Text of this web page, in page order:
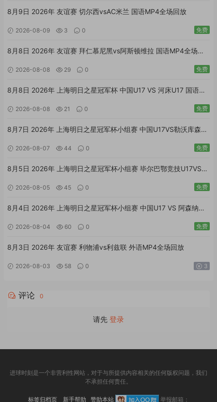
8月9日 2026年 友谊赛 切尔西vsAC米兰 国语MP4全场回放
2026-08-09 3 0 免费
8月8日 2026年 友谊赛 拜仁慕尼黑vs阿斯顿维拉 国语MP4全场回
2026-08-08 29 0 免费
8月8日 2026年 上海明日之星冠军杯 中国U17 VS 河床U17 国语
2026-08-08 21 0 免费
8月7日 2026年 上海明日之星冠军杯小组赛 中国U17VS勒沃库森
2026-08-07 44 0 免费
8月5日 2026年 上海明日之星冠军杯小组赛 毕尔巴鄂竞技U17VS中
2026-08-05 45 0 免费
8月4日 2026年 上海明日之星冠军杯小组赛 中国U17 VS 阿森纳
2026-08-04 60 0 免费
8月3日 2026年 友谊赛 利物浦vs利兹联 外语MP4全场回放
2026-08-03 58 0 3
评论 0
请先 登录
进球时刻是一个非营利性网站，对于与所提供内容相关的任何版权问题，我们
不承担任何责任。
标签归档页 新手帮助 赞助本站 举报邮箱：